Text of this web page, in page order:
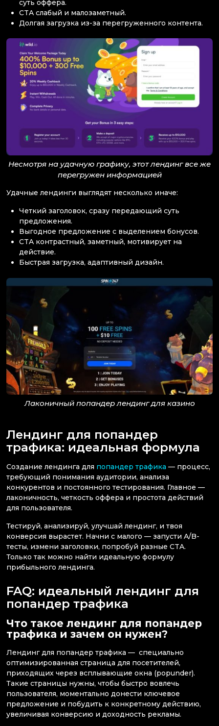
суть оффера.
CTA слабый и малозаметный.
Долгая загрузка из-за перегруженного контента.
Несмотря на удачную графику, этот лендинг все же
перегружен информацией
Удачные лендинги выглядят несколько иначе:
Четкий заголовок, сразу передающий суть
предложения.
Выгодное предложение с выделением бонусов.
CTA контрастный, заметный, мотивирует на
действие.
Быстрая загрузка, адаптивный дизайн.
Лаконичный попандер лендинг для казино
Лендинг для попандер
трафика: идеальная формула
Создание лендинга для попандер трафика — процесс,
требующий понимания аудитории, анализа
конкурентов и постоянного тестирования. Главное —
лаконичность, четкость оффера и простота действий
для пользователя.
Тестируй, анализируй, улучшай лендинг, и твоя
конверсия вырастет. Начни с малого — запусти A/B-
тесты, измени заголовки, попробуй разные CTA.
Только так можно найти идеальную формулу
прибыльного лендинга.
FAQ: идеальный лендинг для
попандер трафика
Что такое лендинг для попандер
трафика и зачем он нужен?
Лендинг для попандер трафика — специально
оптимизированная страница для посетителей,
приходящих через всплывающие окна (popunder).
Такие страницы нужны, чтобы быстро вовлечь
пользователя, моментально донести ключевое
предложение и побудить к конкретному действию,
увеличивая конверсию и доходность рекламы.